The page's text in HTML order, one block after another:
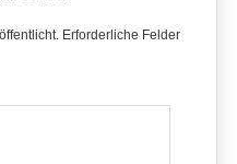
Erforderliche Felder